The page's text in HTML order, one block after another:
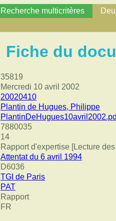
Recherche multicritères
Fiche du
35819
Mercredi 10 avril 2002
20020410
Plantin de Hugues, Philippe
7880035
14
Rapport d'expertise [Lecture
Attentat du 6 avril 1994
D6036
TGI de Paris
PAT
Rapport
FR